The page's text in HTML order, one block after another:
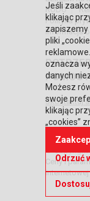
RODO
Polityka
Informacja
Skontaktuj
© Copyright
Ceny i
Jeśli
klikając
zapiszemy
pliki
oznacza
danych
Możesz
swoje
klikając
„cookies”
Odrzuć